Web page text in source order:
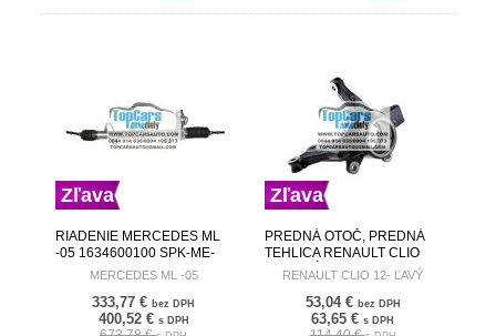
Zľava
RIADENIE MERCEDES ML
-05 1634600100 SPK-ME-
MERCEDES ML -05
333,77 € bez DPH
400,52 € s DPH
Zľava
PREDNÁ OTOČ, PREDNÁ
TEHLICA RENAULT CLIO
12- ĽAVÝ 400158668R ZZP-
RENAULT CLIO 12- ĽAVÝ
53,04 € bez DPH
63,65 € s DPH